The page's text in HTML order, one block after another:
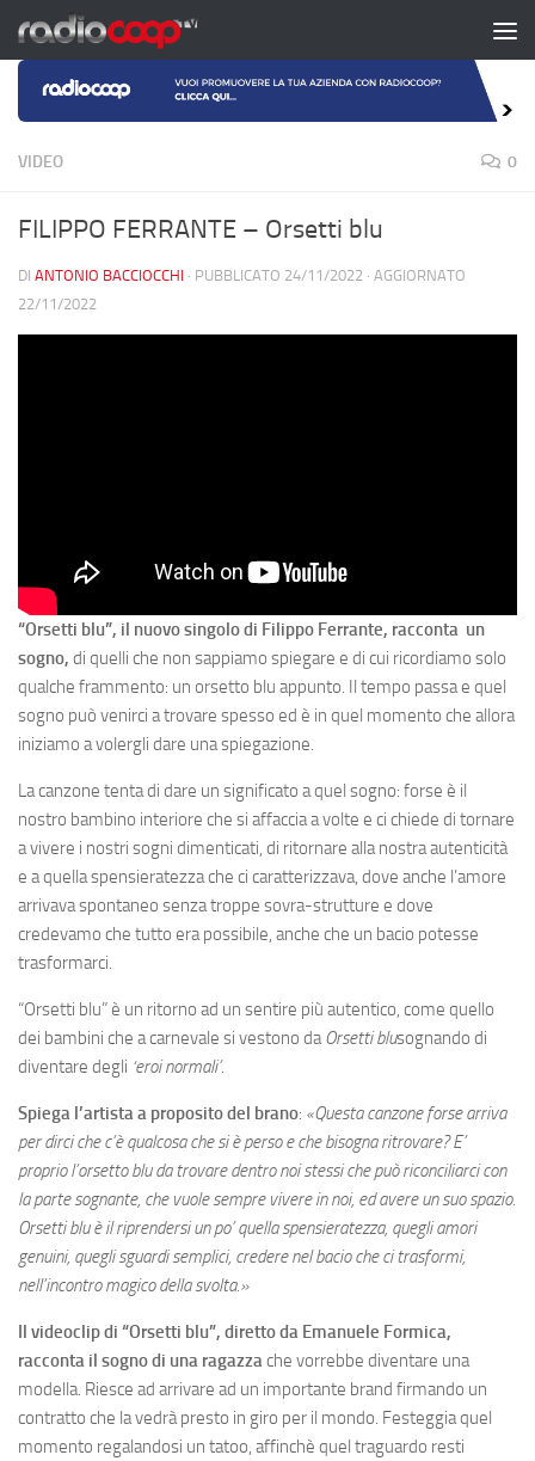
Salta al contenuto
VIDEO 0
FILIPPO FERRANTE – Orsetti blu
DI ANTONIO BACCIOCCHI · PUBBLICATO 24/11/2022 · AGGIORNATO
22/11/2022
“Orsetti blu”, il nuovo singolo di Filippo Ferrante, racconta un
sogno, di quelli che non sappiamo spiegare e di cui ricordiamo solo
qualche frammento: un orsetto blu appunto. Il tempo passa e quel
sogno può venirci a trovare spesso ed è in quel momento che allora
iniziamo a volergli dare una spiegazione.
La canzone tenta di dare un significato a quel sogno: forse è il
nostro bambino interiore che si affaccia a volte e ci chiede di tornare
a vivere i nostri sogni dimenticati, di ritornare alla nostra autenticità
e a quella spensieratezza che ci caratterizzava, dove anche l’amore
arrivava spontaneo senza troppe sovra-strutture e dove
credevamo che tutto era possibile, anche che un bacio potesse
trasformarci.
“Orsetti blu” è un ritorno ad un sentire più autentico, come quello
dei bambini che a carnevale si vestono daOrsetti blusognando di
diventare degli ‘eroi normali’.
Spiega l’artista a proposito del brano: «Questacanzone forse arriva
per dirci che c’è qualcosa che si è perso e che bisogna ritrovare? E’
proprio l’orsetto blu da trovare dentro noi stessi che può riconciliarci con
la parte sognante, che vuole sempre vivere in noi, ed avere un suo spazio.
Orsetti blu è il riprendersi un po’ quella spensieratezza, quegli amori
genuini, quegli sguardi semplici, credere nel bacio che ci trasformi,
nell’incontro magico della svolta.»
Il videoclip di “Orsetti blu”, diretto da Emanuele Formica,
racconta il sogno di una ragazzache vorrebbe diventare una
modella. Riesce ad arrivare ad un importante brand firmando un
contratto che la vedrà presto in giro per il mondo. Festeggia quel
momento regalandosi un tatoo, affinchè quel traguardo resti